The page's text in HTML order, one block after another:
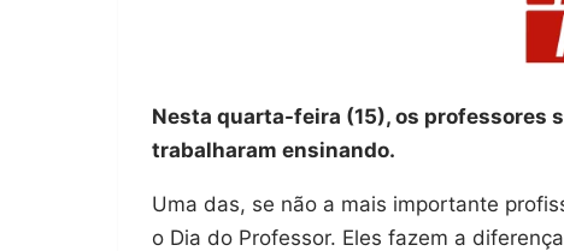
Nesta quarta-feira (15), os professores
trabalharam ensinando.
Uma das, se não a mais importante
o Dia do Professor. Eles fazem a